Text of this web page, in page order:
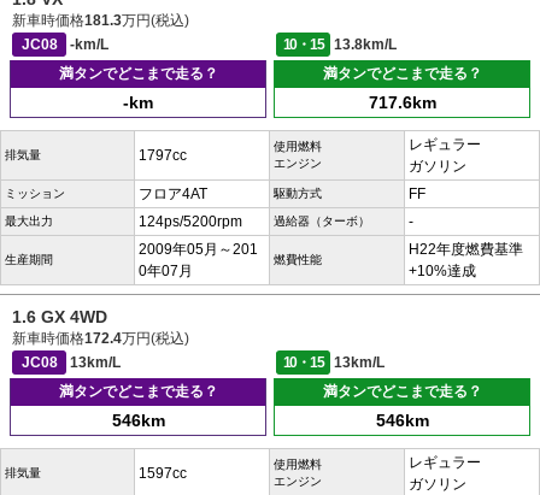
新車時価格181.3万円(税込)
JC08
-km/L 10・15
13.8km/L
満タンでどこまで走る？
-km
満タンでどこまで走る？
717.6km
排気量 1797cc
使用燃料
エンジン
レギュラー
ガソリン
ミッション フロア4AT 駆動方式 FF
最大出力 124ps/5200rpm 過給器（ターボ） -
生産期間
2009年05月～201
0年07月
燃費性能
H22年度燃費基準
+10%達成
1.6 GX 4WD
新車時価格172.4万円(税込)
JC08
13km/L 10・15
13km/L
満タンでどこまで走る？
546km
満タンでどこまで走る？
546km
排気量 1597cc
使用燃料
エンジン
レギュラー
ガソリン